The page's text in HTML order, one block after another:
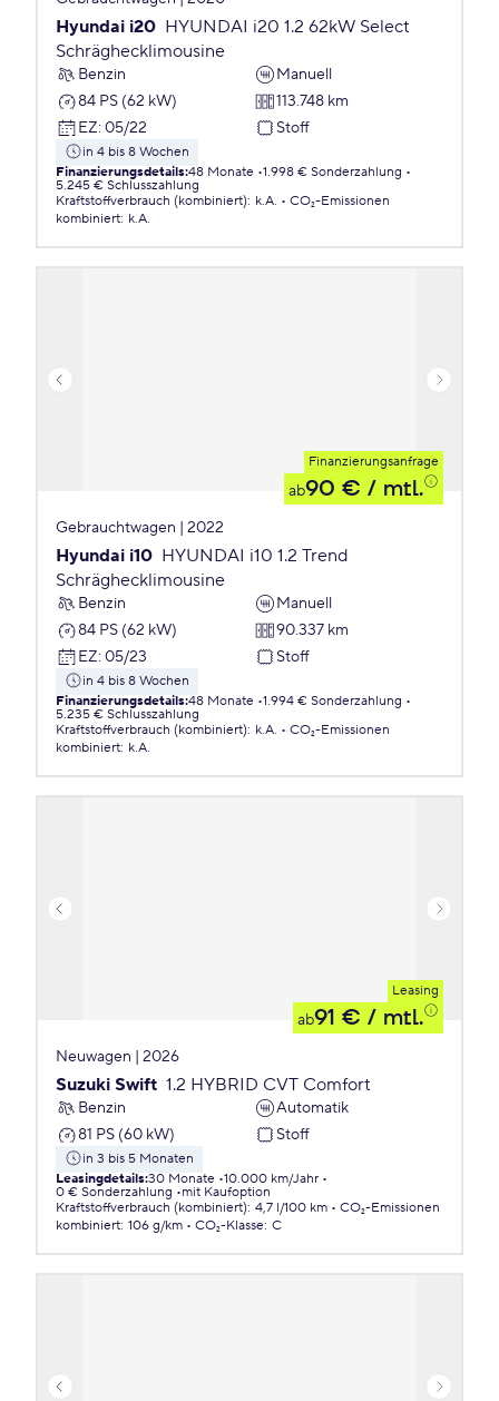
Hyundai i20 HYUNDAI i20 1.2 62kW Select
Schräghecklimousine
Benzin
Manuell
84 PS (62 kW)
113.748 km
EZ: 05/22 Stoff
in 4 bis 8 Wochen
Finanzierungsdetails:48 Monate 1.998 € Sonderzahlung
5.245 € Schlusszahlung
Kraftstoffverbrauch (kombiniert): k.A.
CO₂-Emissionen
kombiniert: k.A.
Finanzierungsanfrage
ab90 € / mtl.
Gebrauchtwagen | 2022
Hyundai i10 HYUNDAI i10 1.2 Trend
Schräghecklimousine
Benzin
Manuell
84 PS (62 kW)
90.337 km
EZ: 05/23 Stoff
in 4 bis 8 Wochen
Finanzierungsdetails:48 Monate 1.994 € Sonderzahlung
5.235 € Schlusszahlung
Kraftstoffverbrauch (kombiniert): k.A.
CO₂-Emissionen
kombiniert: k.A.
Leasing
ab91 € / mtl.
Neuwagen | 2026
Suzuki Swift 1.2 HYBRID CVT Comfort
Benzin
Automatik
81 PS (60 kW)
Stoff
in 3 bis 5 Monaten
Leasingdetails:30 Monate 10.000 km/Jahr
0 € Sonderzahlung
mit Kaufoption
Kraftstoffverbrauch (kombiniert): 4,7 l/100 km
CO₂-Emissionen
kombiniert: 106 g/km CO₂-Klasse: C